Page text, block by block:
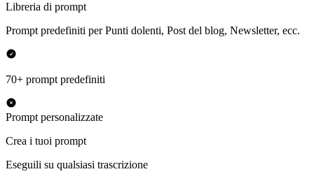
Libreria di prompt
Prompt predefiniti per Punti dolenti, Post del blog, Newsletter, ecc.
70+ prompt predefiniti
Prompt personalizzate
Crea i tuoi prompt
Eseguili su qualsiasi trascrizione